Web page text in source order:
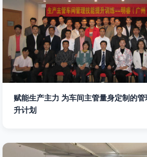
赋能生产主力 为车间主管量身定制的
升计划